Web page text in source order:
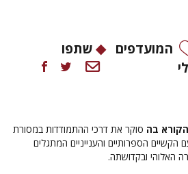
המועדפים
שתפו
הקורא בה סוקר את דרכי ההתמודדות במסורת
הקשיים הספרותיים והענייניים המתגלים
האלוהי ובקדושתה.